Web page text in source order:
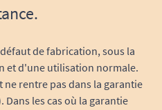
de fabrication, sous la
et d'une utilisation normale.
rentre pas dans la garantie
les cas où la garantie